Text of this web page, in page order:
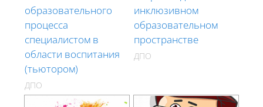
образовательного
процесса
специалистом в
области воспитания
(тьютором)
ДПО
инклюзивном
образовательном
пространстве
ДПО